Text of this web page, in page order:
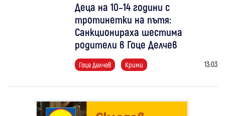
Деца на 10–14 години с
тротинетки на пътя:
Санкционираха шестима
родители в Гоце Делчев
Гоце Делчев Крими 13:03